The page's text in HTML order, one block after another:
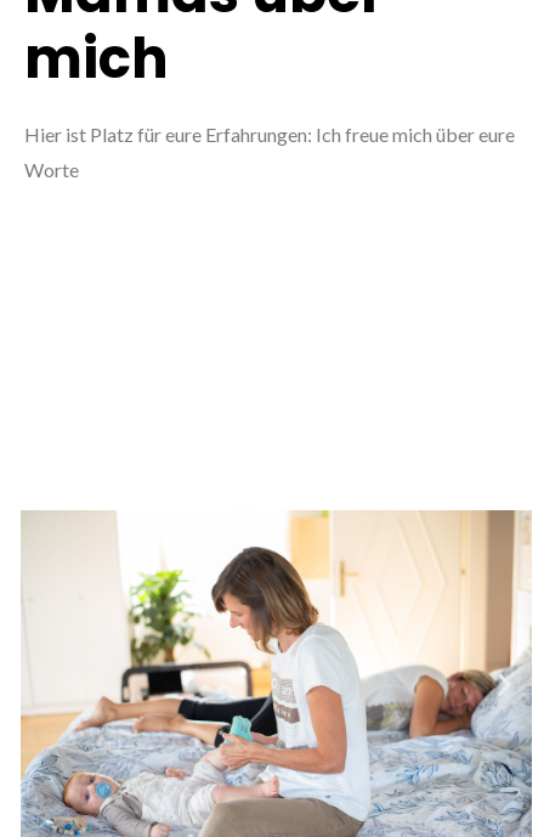
mich
Hier ist Platz für eure Erfahrungen: Ich freue mich über eure
Worte